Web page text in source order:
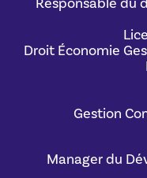
Responsable du
Droit Économie
Gestion
Manager du